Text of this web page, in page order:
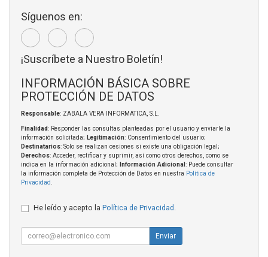
Síguenos en:
¡Suscríbete a Nuestro Boletín!
INFORMACIÓN BÁSICA SOBRE
PROTECCIÓN DE DATOS
Responsable: ZABALA VERA INFORMATICA, S.L.
Finalidad: Responder las consultas planteadas por el usuario y enviarle la
información solicitada; Legitimación: Consentimiento del usuario;
Destinatarios: Solo se realizan cesiones si existe una obligación legal;
Derechos: Acceder, rectificar y suprimir, así como otros derechos, como se
indica en la información adicional;
Información Adicional : Puede consultar
la información completa de Protección de Datos en nuestra Política de
Privacidad
He leído y acepto la Política de Privacidad
Enviar